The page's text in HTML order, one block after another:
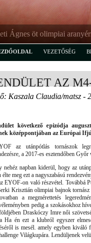
Ágnes öt olimpiai
VEZETŐSÉG
AZ
Kaszala Claudia/matsz -
következő epizódja
középpontjában az Európai
az utánpótlás tornászok
a 2017-es esztendőben
nehéz napban kiderül, hogy az
élte meg ezt a nagyszabású
EYOF-on való részvétel. Továbbá
Krisztián olimpiai bajnok
a megmérettetés
pedig a szokásokhoz
Draskóczy Imre női
Ha én ezt a klubról egyszer
is mesél. amely egyben kiváló
Világkupára. Lendüljenek